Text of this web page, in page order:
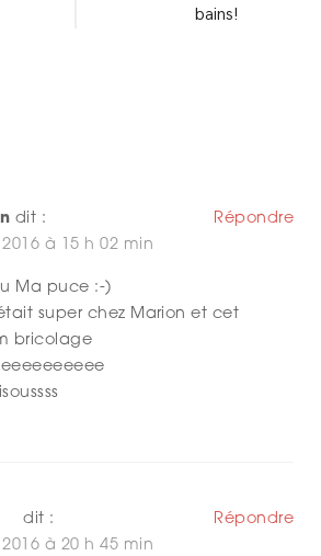
bains!
dit :
à 15 h 02 min
Ma puce :-)
super chez Marion et cet
bricolage
Répondre
dit :
à 20 h 45 min
Répondre